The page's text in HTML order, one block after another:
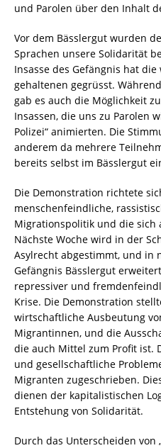
und Parolen über den Inhalt
Vor dem Bässlergut wurden
Sprachen unsere Solidarität
Insasse des Gefängnis hat
gehaltenen gegrüsst.
gab es auch die Möglichkeit
Insassen, die uns zu Parolen
Polizei“ animierten. Die
anderem da mehrere
bereits selbst im Bässlergut
Die Demonstration richtete
menschenfeindliche,
Migrationspolitik und die sich
Nächste Woche wird in der
Asylrecht abgestimmt, und in
Gefängnis Bässlergut
repressiver und
Krise. Die Demonstration
wirtschaftliche Ausbeutung
Migrantinnen, und die
die auch Mittel zum Profit ist.
und gesellschaftliche
Migranten zugeschrieben.
dienen der kapitalistischen
Entstehung von Solidarität.
Durch das Unterscheiden von